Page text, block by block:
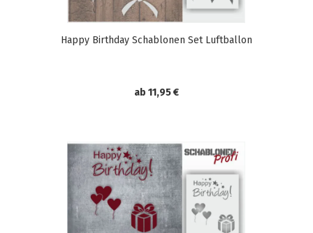
Happy Birthday Schablonen Set Luftballon
ab 11,95 €